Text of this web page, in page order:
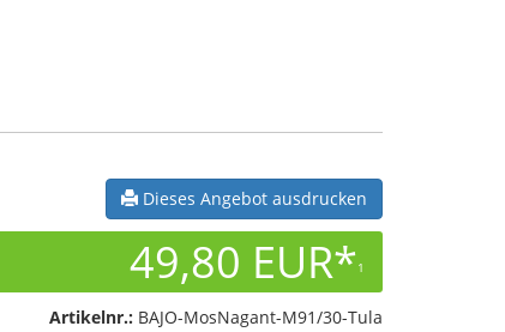
Dieses Angebot ausdrucken
49,80 EUR*1
Artikelnr.: BAJO-MosNagant-M91/30-Tula